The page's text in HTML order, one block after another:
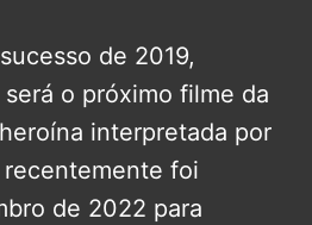
de 2019,
será o próximo filme da
interpretada por
recentemente foi
de 2022 para